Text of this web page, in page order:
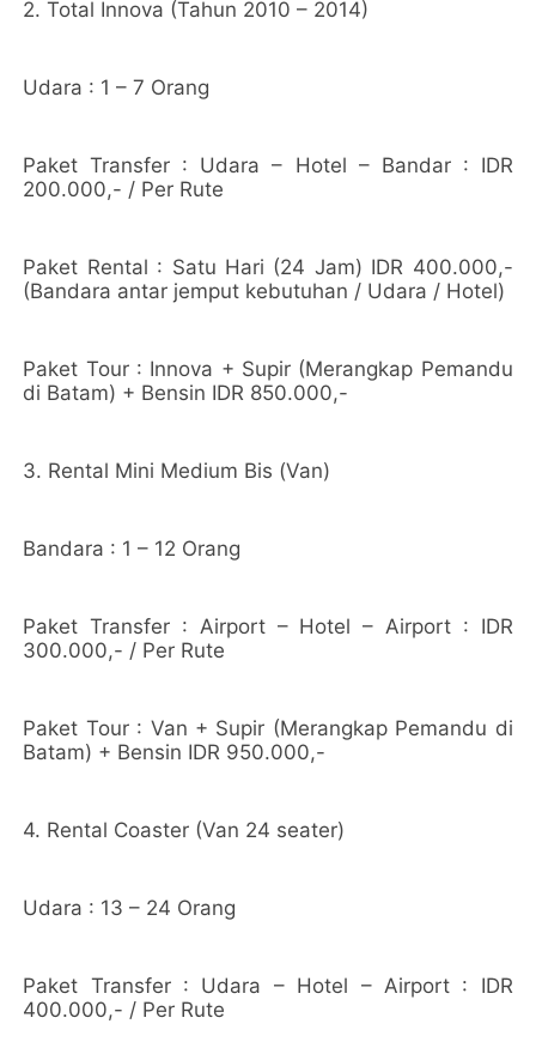
2. Total Innova (Tahun 2010 – 2014)
Udara : 1 – 7 Orang
Paket Transfer : Udara – Hotel – Bandar : IDR
200.000,- / Per Rute
Paket Rental : Satu Hari (24 Jam) IDR 400.000,-
(Bandara antar jemput kebutuhan / Udara / Hotel)
Paket Tour : Innova + Supir (Merangkap Pemandu
di Batam) + Bensin IDR 850.000,-
3. Rental Mini Medium Bis (Van)
Bandara : 1 – 12 Orang
Paket Transfer : Airport – Hotel – Airport : IDR
300.000,- / Per Rute
Paket Tour : Van + Supir (Merangkap Pemandu di
Batam) + Bensin IDR 950.000,-
4. Rental Coaster (Van 24 seater)
Udara : 13 – 24 Orang
Paket Transfer : Udara – Hotel – Airport : IDR
400.000,- / Per Rute